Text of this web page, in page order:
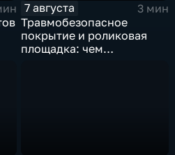
7 августа
3 мин
Травмобезопасное
покрытие и роликовая
площадка: чем